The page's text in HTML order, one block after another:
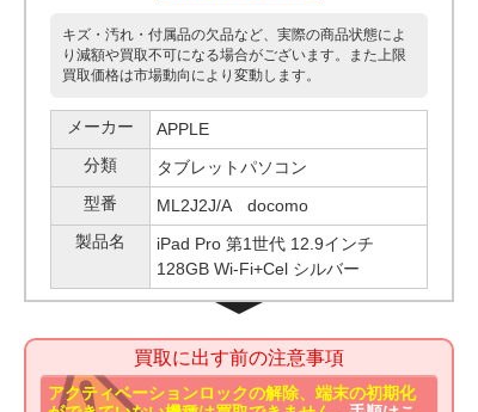
キズ・汚れ・付属品の欠品など、実際の商品状態によ
り減額や買取不可になる場合がございます。また上限
買取価格は市場動向により変動します。
メーカー
APPLE
分類
タブレットパソコン
型番
ML2J2J/A docomo
製品名
iPad Pro 第1世代 12.9インチ
128GB Wi-Fi+Cel シルバー
買取に出す前の注意事項
アクティベーションロックの解除、端末の初期化